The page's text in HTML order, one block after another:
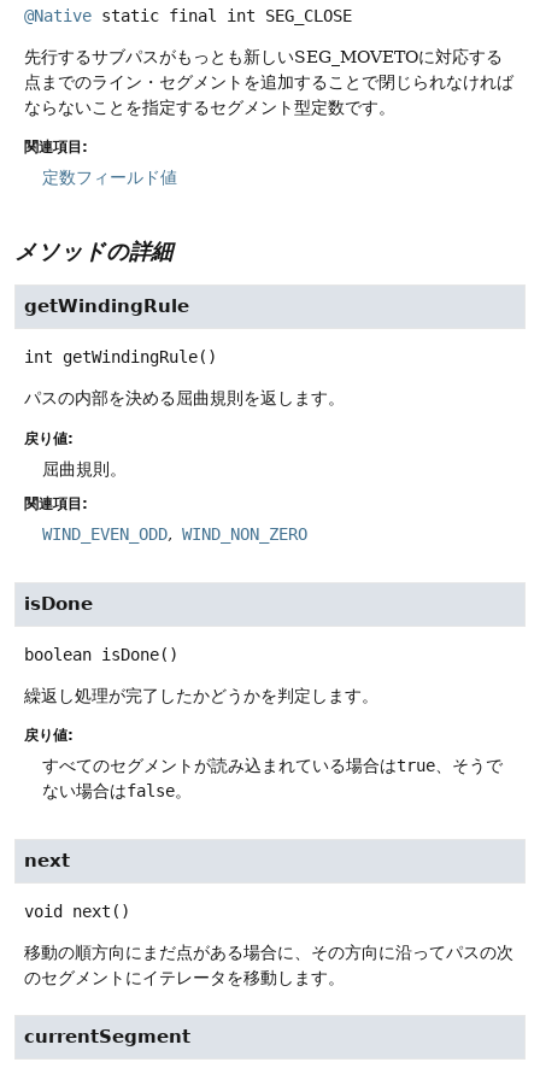
@Native static final int SEG_CLOSE
先行するサブパスがもっとも新しいSEG_MOVETOに対応する
点までのライン・セグメントを追加することで閉じられなければ
ならないことを指定するセグメント型定数です。
関連項目:
定数フィールド値
メソッドの詳細
getWindingRule
int getWindingRule()
パスの内部を決める屈曲規則を返します。
戻り値:
屈曲規則。
関連項目:
WIND_EVEN_ODD WIND_NON_ZERO
isDone
boolean isDone()
繰返し処理が完了したかどうかを判定します。
戻り値:
すべてのセグメントが読み込まれている場合はtrue 、そうで
ない場合はfalse。
next
void next ()
移動の順方向にまだ点がある場合に、その方向に沿ってパスの次
のセグメントにイテレータを移動します。
currentSegment